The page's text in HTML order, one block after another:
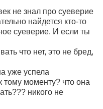
не знал про суеверие
найдется кто-то
суеверие. И если ты
что нет, это не бред,
уже успела
тому моменту? что она
никого не